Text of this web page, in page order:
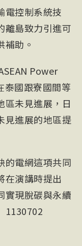
電控制系統技
離島致力引進可
助。
Power
泰國跟寮國間等
區未見進展，日
見進展的地區提
的電網這項共同
在演講時提出
實現脫碳與永續
1130702